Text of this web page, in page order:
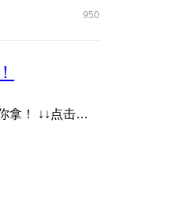
950
抖音账号《耀子开放麦》首档数字人脱口秀栏目，快关注新同事，每日笑一笑，投稿福利等你拿！ ↓↓点击下方图片或 ...